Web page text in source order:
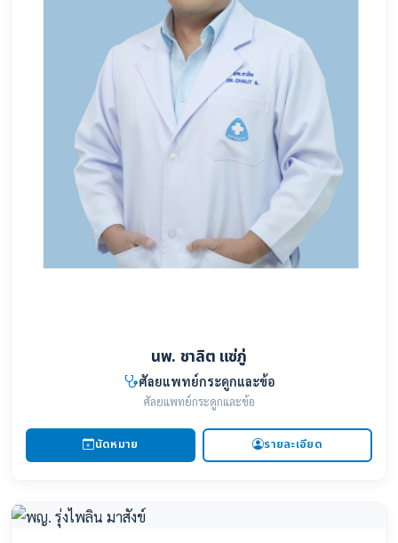
นพ. ชาลิต แซ่ภู่
ศัลยแพทย์กระดูกและข้อ
ศัลยแพทย์กระดูกและข้อ
นัดหมาย รายละเอียด